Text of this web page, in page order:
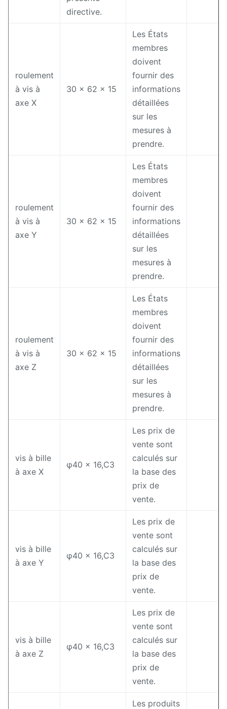
directive.
roulement
à vis à
axe X
30 × 62 × 15
Les États
membres
doivent
fournir des
informations
détaillées
sur les
mesures à
prendre.
roulement
à vis à
axe Y
30 × 62 × 15
Les États
membres
doivent
fournir des
informations
détaillées
sur les
mesures à
prendre.
roulement
à vis à
axe Z
30 × 62 × 15
Les États
membres
doivent
fournir des
informations
détaillées
sur les
mesures à
prendre.
vis à bille
à axe X
φ40 × 16,C3
Les prix de
vente sont
calculés sur
la base des
prix de
vente.
vis à bille
à axe Y
φ40 × 16,C3
Les prix de
vente sont
calculés sur
la base des
prix de
vente.
vis à bille
à axe Z
φ40 × 16,C3
Les prix de
vente sont
calculés sur
la base des
prix de
vente.
Les produits